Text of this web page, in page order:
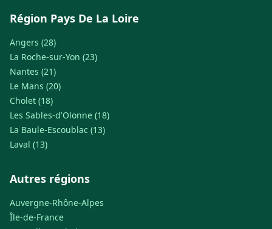
Région Pays De La Loire
Angers (28)
La Roche-sur-Yon (23)
Nantes (21)
Le Mans (20)
Cholet (18)
Les Sables-d'Olonne (18)
La Baule-Escoublac (13)
Laval (13)
Autres régions
Auvergne-Rhône-Alpes
Île-de-France